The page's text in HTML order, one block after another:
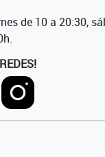
de 10 a 20:30,